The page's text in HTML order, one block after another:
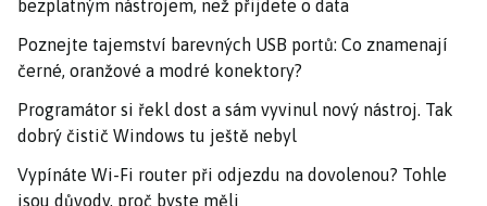
bezplatným nástrojem, než přijdete o data
Poznejte tajemství barevných USB portů: Co znamenají
černé, oranžové a modré konektory?
Programátor si řekl dost a sám vyvinul nový nástroj. Tak
dobrý čistič Windows tu ještě nebyl
Vypínáte Wi-Fi router při odjezdu na dovolenou? Tohle
jsou důvody, proč byste měli